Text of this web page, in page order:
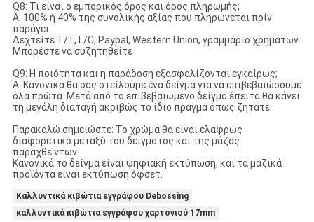
Q8: Τι είναι ο εμπορικός όρος και όρος πληρωμής;
Α: 100% ή 40% της συνολικής αξίας που πληρώνεται πρίν
παράγει.
Δεχτείτε T/T, L/C, Paypal, Western Union, γραμμάριο χρημάτων.
Μπορέστε να συζητηθείτε
Q9: Η ποιότητα και η παράδοση εξασφαλίζονται εγκαίρως;
Α: Κανονικά θα σας στείλουμε ένα δείγμα για να επιβεβαιώσουμε
όλα πρώτα. Μετά από το επιβεβαιωμένο δείγμα έπειτα θα κάνει
τη μεγάλη διαταγή ακριβώς το ίδιο πράγμα όπως ζητάτε.
Παρακαλώ σημειώστε: Το χρώμα θα είναι ελαφρώς
διαφορετικό μεταξύ του δείγματος και της μάζας
παραχθε'ντων.
Κανονικά το δείγμα είναι ψηφιακή εκτύπωση, και τα μαζικά
προϊόντα είναι εκτύπωση όφσετ.
Καλλυντικά κιβώτια εγγράφου Debossing
καλλυντικά κιβώτια εγγράφου χαρτονιού 17mm